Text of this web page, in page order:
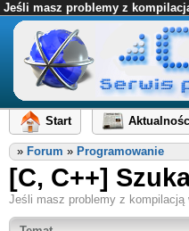
Jeśli masz problemy z
Start
» Forum » Programowanie
[C, C++]
Jeśli masz problemy z kompilacją